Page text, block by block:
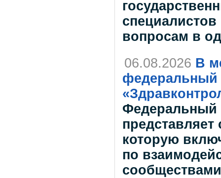
вопросам в
06.08.2026 В
федеральный
Федеральный
которую
по
сообществами